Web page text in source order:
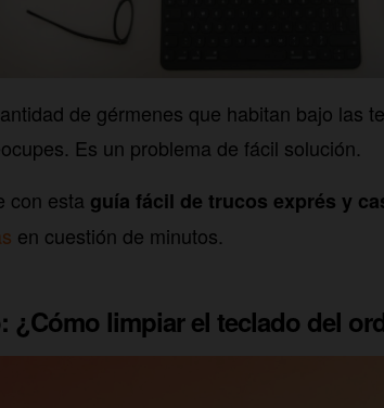
de gérmenes que habitan bajo las
Es un problema de fácil solución.
con esta guía fácil de trucos exprés y
en cuestión de minutos.
¿Cómo limpiar el teclado del